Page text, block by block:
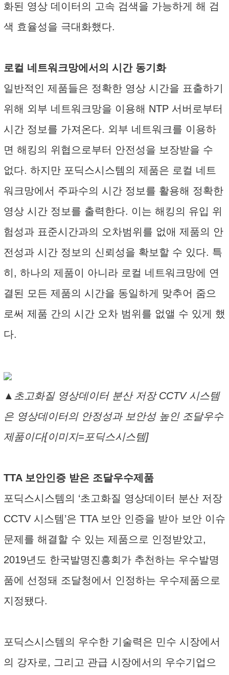
화된 영상 데이터의 고속 검색을 가능하게 해 검
색 효율성을 극대화했다.
로컬 네트워크망에서의 시간 동기화
일반적인 제품들은 정확한 영상 시간을 표출하기
위해 외부 네트워크망을 이용해 NTP 서버로부터
시간 정보를 가져온다. 외부 네트워크를 이용하
면 해킹의 위협으로부터 안전성을 보장받을 수
없다. 하지만 포딕스시스템의 제품은 로컬 네트
워크망에서 주파수의 시간 정보를 활용해 정확한
영상 시간 정보를 출력한다. 이는 해킹의 유입 위
험성과 표준시간과의 오차범위를 없애 제품의 안
전성과 시간 정보의 신뢰성을 확보할 수 있다. 특
히, 하나의 제품이 아니라 로컬 네트워크망에 연
결된 모든 제품의 시간을 동일하게 맞추어 줌으
로써 제품 간의 시간 오차 범위를 없앨 수 있게 했
다.
▲초고화질 영상데이터 분산 저장 CCTV 시스템
은 영상데이터의 안정성과 보안성 높인 조달우수
제품이다[이미지=포딕스시스템]
TTA 보안인증 받은 조달우수제품
포딕스시스템의 ‘초고화질 영상데이터 분산 저장
CCTV 시스템’은 TTA 보안 인증을 받아 보안 이슈
문제를 해결할 수 있는 제품으로 인정받았고,
2019년도 한국발명진흥회가 추천하는 우수발명
품에 선정돼 조달청에서 인정하는 우수제품으로
지정됐다.
포딕스시스템의 우수한 기술력은 민수 시장에서
의 강자로, 그리고 관급 시장에서의 우수기업으